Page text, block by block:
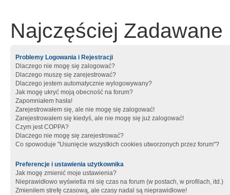
Najczęściej Zadawane
Problemy Logowania i Rejestracji
Dlaczego nie mogę się zalogować?
Dlaczego muszę się zarejestrować?
Dlaczego jestem automatycznie wylogowywany?
Jak mogę ukryć moją obecność na forum?
Zapomniałem hasła!
Zarejestrowałem się, ale nie mogę się zalogować!
Zarejestrowałem się kiedyś, ale nie mogę się już zalogować!
Czym jest COPPA?
Dlaczego nie mogę się zarejestrować?
Co spowoduje "Usunięcie wszystkich cookies utworzonych przez forum"?
Preferencje i ustawienia użytkownika
Jak mogę zmienić moje ustawienia?
Nieprawidłowo wyświetla mi się czas na forum (w postach, w profilach, itd.)
Zmieniłem strefę czasową, ale czasy nadal są nieprawidłowe!